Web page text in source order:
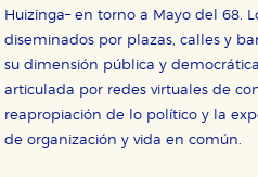
Huizinga– en torno a Mayo del 68.
diseminados por plazas, calles y
su dimensión pública y
articulada por redes virtuales de
reapropiación de lo político y la
de organización y vida en común.
Cookies de rendimiento y
Estas cookies se utilizan
de navegación y
servicios para que no
vez que nos visita. La